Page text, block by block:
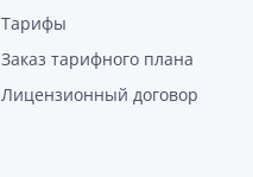
Тарифы
Заказ тарифного плана
Лицензионный договор